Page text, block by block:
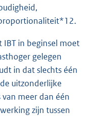
in beginsel moet
gelegen
in dat slechts één
uitzonderlijke
meer dan één
zijn tussen